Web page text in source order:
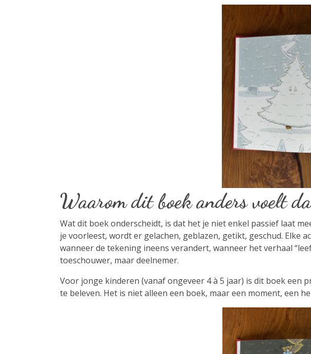
Waarom dit boek anders voelt
Wat dit boek onderscheidt, is dat het je niet enkel passief laat
je voorleest, wordt er gelachen, geblazen, getikt, geschud. Elke
wanneer de tekening ineens verandert, wanneer het verhaal
toeschouwer, maar deelnemer.
Voor jonge kinderen (vanaf ongeveer 4 à 5 jaar) is dit boek een
te beleven. Het is niet alleen een boek, maar een moment, een